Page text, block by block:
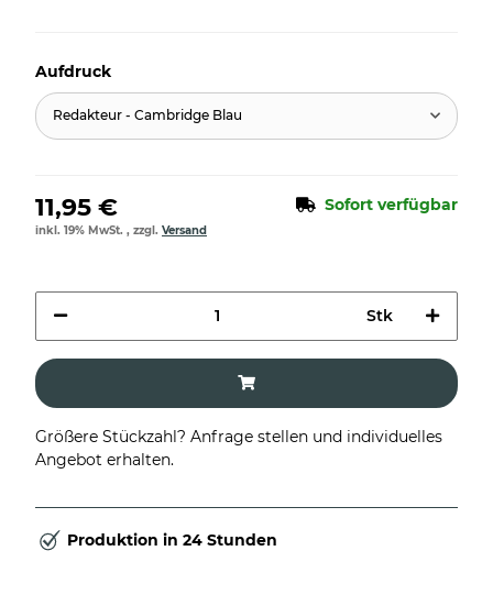
Aufdruck
Redakteur - Cambridge Blau
11,95 € Sofort verfügbar
inkl. 19% MwSt. , zzgl. Versand
Stk
Größere Stückzahl? Anfrage stellen und individuelles
Angebot erhalten.
Produktion in 24 Stunden